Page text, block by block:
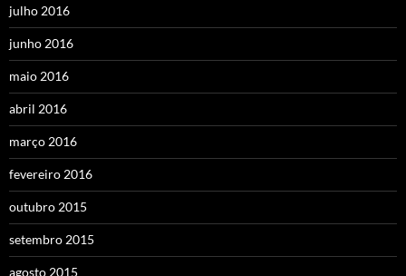
julho 2016
junho 2016
maio 2016
abril 2016
março 2016
fevereiro 2016
outubro 2015
setembro 2015
agosto 2015